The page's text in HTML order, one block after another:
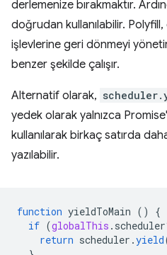
derlemenize bırakmaktır.
doğrudan kullanılabilir.
işlevlerine geri dönmeyi
benzer şekilde çalışır.
Alternatif olarak,
yedek olarak yalnızca
kullanılarak birkaç satırda
yazılabilir.
function yieldToMain ()
{
if (globalThis . scheduler
return scheduler .yield